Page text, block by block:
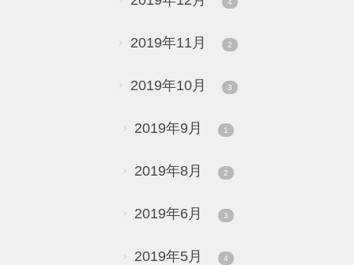
2019年11月 2
2019年10月 3
2019年9月 1
2019年8月 2
2019年6月 3
2019年5月 4